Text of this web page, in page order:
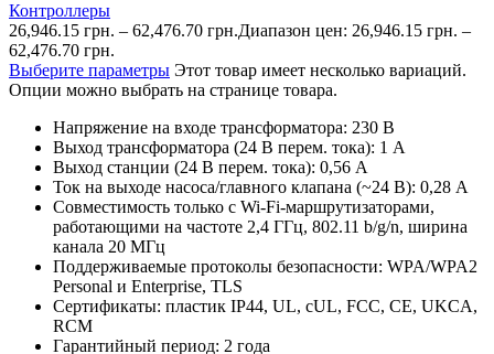
Контроллеры
26,946.15 грн. – 62,476.70 грн.Диапазон цен: 26,946.15 грн. –
62,476.70 грн.
Выберите параметры Этот товар имеет несколько вариаций.
Опции можно выбрать на странице товара.
Напряжение на входе трансформатора: 230 В
Выход трансформатора (24 В перем. тока): 1 А
Выход станции (24 В перем. тока): 0,56 А
Ток на выходе насоса/главного клапана (~24 В): 0,28 А
Совместимость только с Wi-Fi-маршрутизаторами,
работающими на частоте 2,4 ГГц, 802.11 b/g/n, ширина
канала 20 МГц
Поддерживаемые протоколы безопасности: WPA/WPA2
Personal и Enterprise, TLS
Сертификаты: пластик IP44, UL, cUL, FCC, CE, UKCA,
RCM
Гарантийный период: 2 года